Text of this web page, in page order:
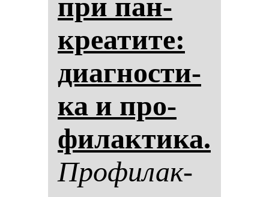
кре­ати­те:
ди­аг­нос­ти­
ка и про­
фи­лак­ти­ка.
Про­фи­лак­